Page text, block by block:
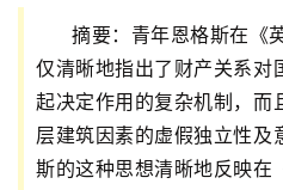
摘要： 青年恩格斯在《
仅清晰地指出了财产关系对
起决定作用的复杂机制，而
层建筑因素的虚假独立性及
斯的这种思想清晰地反映在